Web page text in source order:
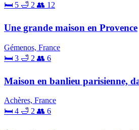
🛏 5 🛁 2 👥 12
Une grande maison en Provence
Gémenos, France
🛏 3 🛁 2 👥 6
Maison en banlieu parisienne,
Achères, France
🛏 4 🛁 2 👥 6